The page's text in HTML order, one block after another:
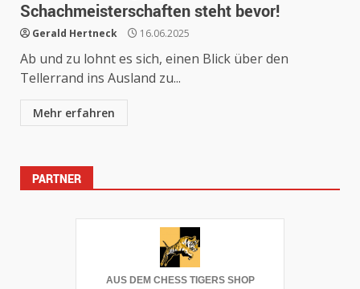
Schachmeisterschaften steht bevor!
Gerald Hertneck 16.06.2025
Ab und zu lohnt es sich, einen Blick über den
Tellerrand ins Ausland zu...
Mehr erfahren
PARTNER
AUS DEM CHESS TIGERS SHOP